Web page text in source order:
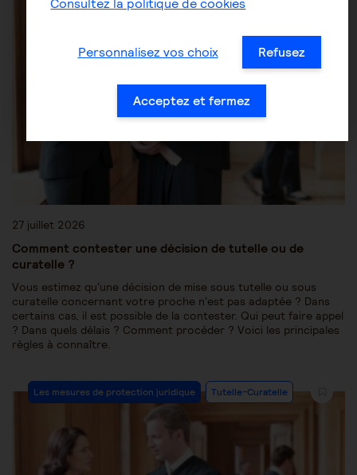
27 juillet 2026
Comment contester une décision de tutelle ou de
curatelle ?
Vous estimez qu'une décision de mise sous tutelle ou sous
curatelle concernant votre proche n'est pas adaptée ? Dans
certains cas, il est possible de la contester. Qui peut faire appel
? Dans quels délais ? Comment procéder ? Voici les principales
règles à connaître.
Les mesures de protection juridique Tutelle-Curatelle
Consultez la politique de cookies
Personnalisez vos choix Refusez
Acceptez et fermez